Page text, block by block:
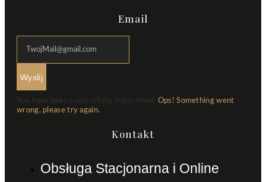
Email
Wyslij
You have been successfully Subscribed!
Ops! Something went
wrong, please try again.
Kontakt
Obsługa Stacjonarna i Online